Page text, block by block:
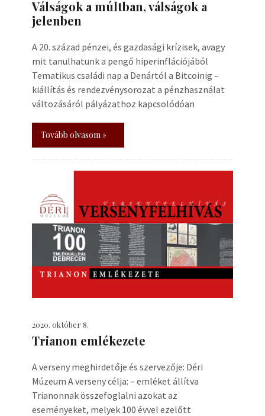
Válságok a múltban, válságok a
jelenben
A 20. század pénzei, és gazdasági krízisek, avagy
mit tanulhatunk a pengő hiperinflációjából
Tematikus családi nap a Denártól a Bitcoinig –
kiállítás és rendezvénysorozat a pénzhasználat
változásáról pályázathoz kapcsolódóan
Tovább olvasom »
2020. október 8.
Trianon emlékezete
A verseny meghirdetője és szervezője: Déri
Múzeum A verseny célja: – emléket állítva
Trianonnak összefoglalni azokat az
eseményeket, melyek 100 évvel ezelőtt